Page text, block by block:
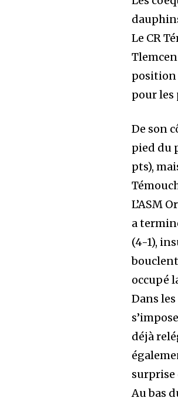
Le CR
position
pour les
De son
pied du
pts),
L’ASM
a
(4-1),
occupé
Dans
déjà
surprise
Au bas